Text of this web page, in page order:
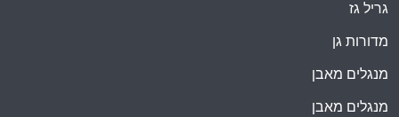
גריל גז
מדורות גן
מנגלים מאבן
מנגלים מאבן